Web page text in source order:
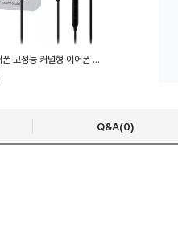
C타입 이어폰 고성능 커널형 이어폰 S20/노트/프로
Q&A(0)